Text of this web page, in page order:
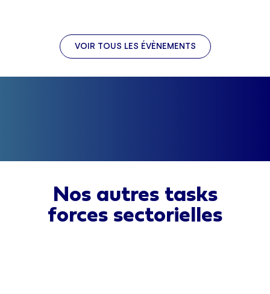
VOIR TOUS LES ÉVÈNEMENTS
Nos autres tasks
forces sectorielles